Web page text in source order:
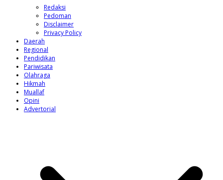
Redaksi
Pedoman
Disclaimer
Privacy Policy
Daerah
Regional
Pendidikan
Pariwisata
Olahraga
Hikmah
Muallaf
Opini
Advertorial